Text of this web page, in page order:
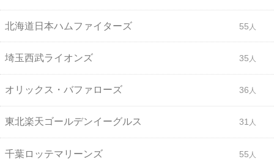
北海道日本ハムファイターズ 55
埼玉西武ライオンズ 35
オリックス・バファローズ 36
東北楽天ゴールデンイーグルス 31
千葉ロッテマリーンズ 55